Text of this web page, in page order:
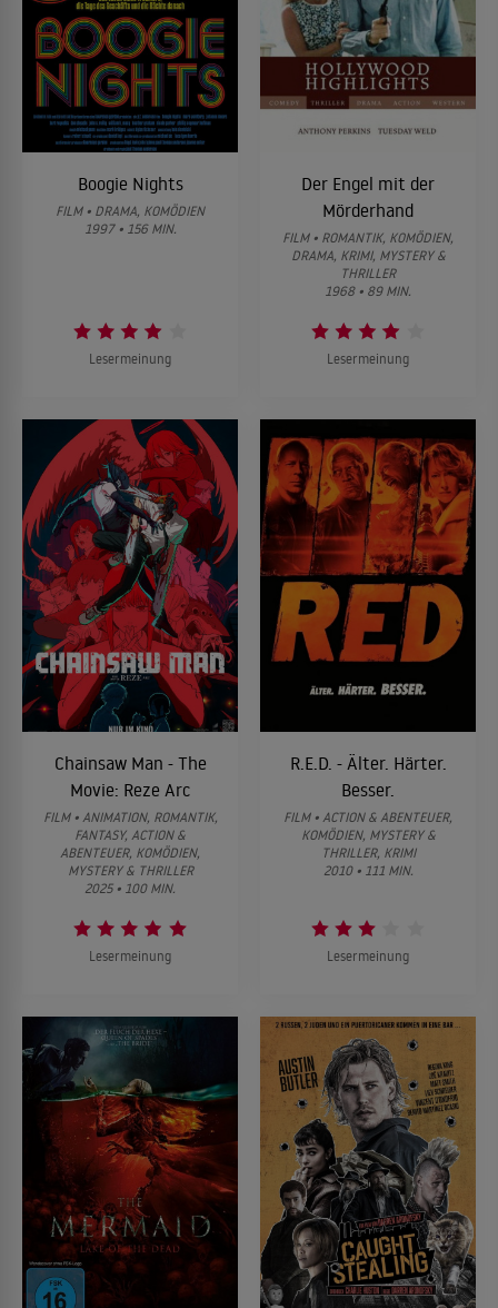
Boogie Nights
FILM • DRAMA, KOMÖDIEN
1997 • 156 MIN.
Lesermeinung
Der Engel mit der
Mörderhand
FILM • ROMANTIK, KOMÖDIEN,
DRAMA, KRIMI, MYSTERY &
THRILLER
1968 • 89 MIN.
Lesermeinung
Chainsaw Man - The
Movie: Reze Arc
FILM • ANIMATION, ROMANTIK,
FANTASY, ACTION &
ABENTEUER, KOMÖDIEN,
MYSTERY & THRILLER
2025 • 100 MIN.
Lesermeinung
R.E.D. - Älter. Härter.
Besser.
FILM • ACTION & ABENTEUER,
KOMÖDIEN, MYSTERY &
THRILLER, KRIMI
2010 • 111 MIN.
Lesermeinung